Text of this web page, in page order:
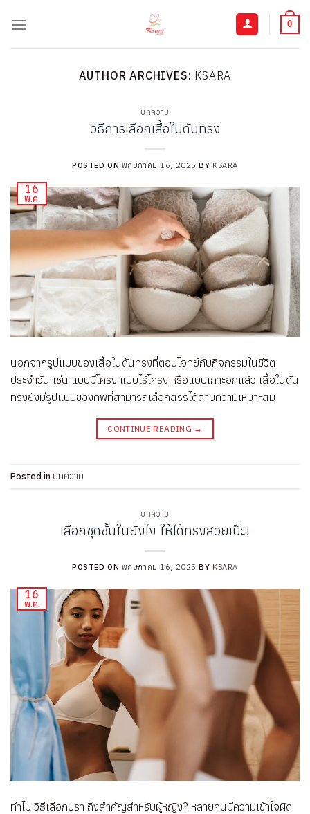
0
AUTHOR ARCHIVES: KSARA
บทความ
วิธีการเลือกเสื้อในดันทรง
POSTED ON พฤษภาคม 16, 2025 BY KSARA
16
พ.ค.
นอกจากรูปแบบของเสื้อในดันทรงที่ตอบโจทย์กับกิจกรรมในชีวิต
ประจำวัน เช่น แบบมีโครง แบบไร้โครง หรือแบบเกาะอกแล้ว เสื้อในดัน
ทรงยังมีรูปแบบของคัพที่สามารถเลือกสรรได้ตามความเหมาะสม
CONTINUE READING →
Posted in บทความ
บทความ
เลือกชุดชั้นในยังไง ให้ได้ทรงสวยเป๊ะ!
POSTED ON พฤษภาคม 16, 2025 BY KSARA
16
พ.ค.
ทำไม วิธีเลือกบรา ถึงสำคัญสำหรับผู้หญิง? หลายคนมีความเข้าใจผิด